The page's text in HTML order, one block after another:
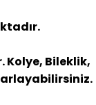
Kolye, Bileklik,